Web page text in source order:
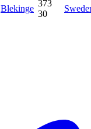
Blekinge
373
30